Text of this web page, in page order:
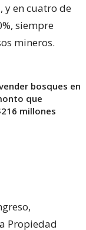
y en cuatro de
siempre
mineros.
bosques en
que
millones
Propiedad